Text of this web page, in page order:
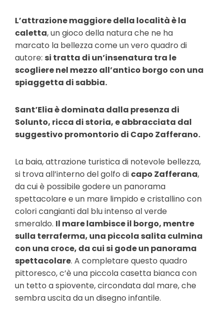
L’attrazione maggiore della località è la
caletta, un gioco della natura che ne ha
marcato la bellezza come un vero quadro di
autore: si tratta di un’insenatura tra le
scogliere nel mezzo all’antico borgo con una
spiaggetta di sabbia.
Sant’Elia è dominata dalla presenza di
Solunto, ricca di storia, e abbracciata dal
suggestivo promontorio di Capo Zafferano.
La baia, attrazione turistica di notevole bellezza,
si trova all’interno del golfo di capo Zafferana,
da cui è possibile godere un panorama
spettacolare e un mare limpido e cristallino con
colori cangianti dal blu intenso al verde
smeraldo. Il mare lambisce il borgo, mentre
sulla terraferma, una piccola salita culmina
con una croce, da cui si gode un panorama
spettacolare. A completare questo quadro
pittoresco, c’è una piccola casetta bianca con
un tetto a spiovente, circondata dal mare, che
sembra uscita da un disegno infantile.